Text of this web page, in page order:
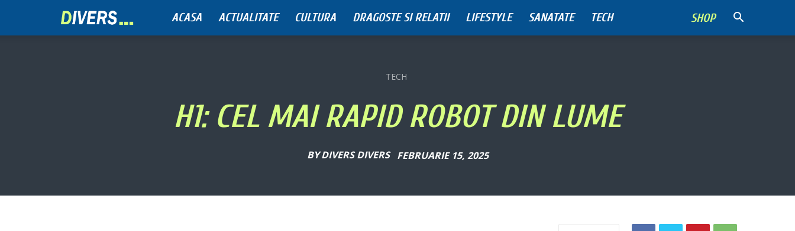
SHOP
ACASA ACTUALITATE CULTURA DRAGOSTE SI RELATII LIFESTYLE SANATATE TECH
TECH
H1: CEL MAI RAPID ROBOT DIN LUME
BYDIVERS DIVERS FEBRUARIE 15, 2025